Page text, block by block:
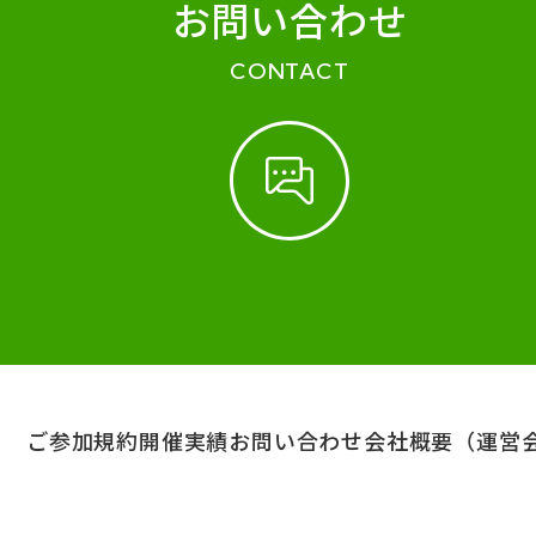
お問い合わせ
CONTACT
ご参加規約開催実績お問い合わせ会社概要（運営